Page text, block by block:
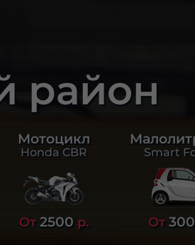
район
Мотоцикл
Honda CBR
От 2500 р.
Smart
От